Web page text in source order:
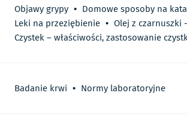
Objawy grypy • Domowe sposoby na
Leki na przeziębienie • Olej z czarnuszki
Czystek – właściwości, zastosowanie
Badanie krwi • Normy laboratoryjne